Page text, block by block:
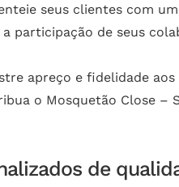
seus clientes com
a participação de seus
apreço e fidelidade
o Mosquetão Close –
de